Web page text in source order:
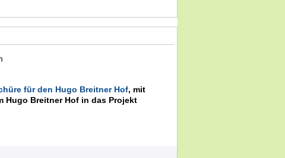
für den Hugo Breitner Hof, mit
Hugo Breitner Hof in das Projekt